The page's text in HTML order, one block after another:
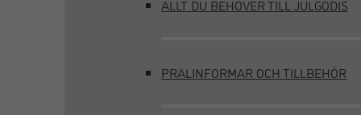
ALLT DU BEHÖVER TILL JULGODIS
PRALINFORMAR OCH TILLBEHÖR